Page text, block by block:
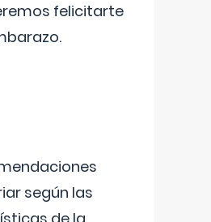
felicitarte
según las